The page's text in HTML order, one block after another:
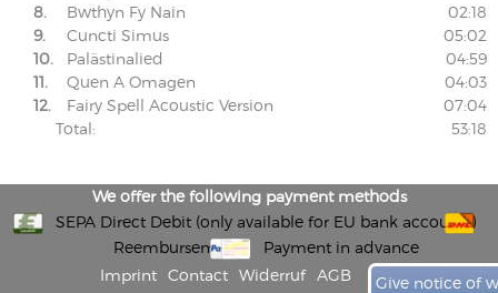
8.
Bwthyn Fy Nain
02:18
9.
Cuncti Simus
05:02
10.
Palästinalied
04:59
11.
Quen A Omagen
04:03
12.
Fairy Spell Acoustic Version
07:04
Total:
53:18
We offer the following payment methods
SEPA Direct Debit (only available for EU bank accounts)
Reembursement
Payment in advance
Imprint
Contact Widerruf AGB Give notice of